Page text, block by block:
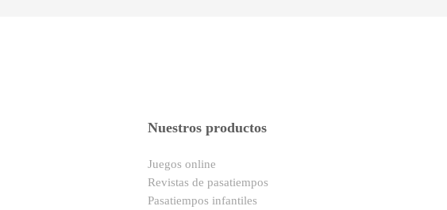
Nuestros productos
Juegos online
Revistas de pasatiempos
Pasatiempos infantiles